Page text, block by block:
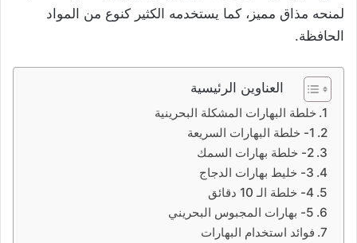
لمنحه مذاق مميز، كما يستخدمه الكثير كنوع من المواد
الحافظة.
العناوين الرئيسية
خلطة البهارات المشكلة البحرينية
1- خلطة البهارات السريعة
2- خلطة بهارات السمك
3- خليط بهارات الدجاج
4- خلطة الـ 10 دقائق
5- بهارات المجبوس البحريني
فوائد استخدام البهارات